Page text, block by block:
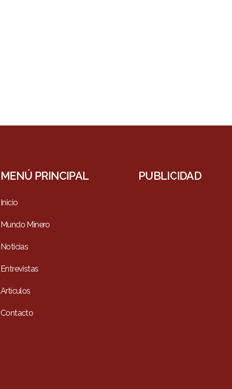
MENÚ PRINCIPAL
Inicio
Mundo Minero
Noticias
Entrevistas
Artículos
Contacto
PUBLICIDAD